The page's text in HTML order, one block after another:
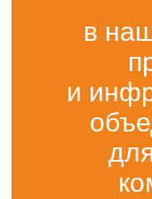
в
и